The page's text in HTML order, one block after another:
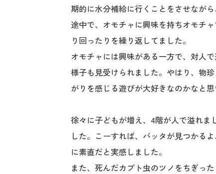
期的に水分補給に行くことをさせなが
途中で、オモチャに興味を持ちオモチ
り回ったりを繰り返してました。
オモチャには興味がある一方で、対人
様子も見受けられました。やはり、物
がりを感じる遊びが大好きなのかなと思
徐々に子どもが増え、4階が人で溢れ
した。こーすれば、バッタが見つかる
に素直だと実感しました。
また、死んだカブト虫のツノをちぎっ